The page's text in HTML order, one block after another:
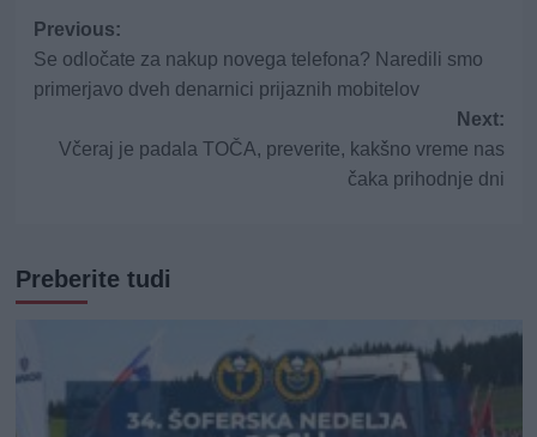
Post
navigation
Previous:
Se odločate za nakup novega telefona? Naredili smo
primerjavo dveh denarnici prijaznih mobitelov
Next:
Včeraj je padala TOČA, preverite, kakšno vreme nas
čaka prihodnje dni
Preberite tudi